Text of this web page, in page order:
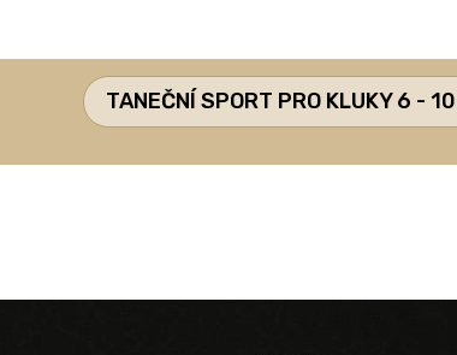
TANEČNÍ SPORT PRO KLUKY 6 -